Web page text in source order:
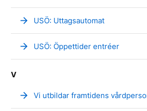
arrow_forward USÖ: Uttagsautomat
arrow_forward USÖ: Öppettider entréer
V
arrow_forward Vi utbildar framtidens